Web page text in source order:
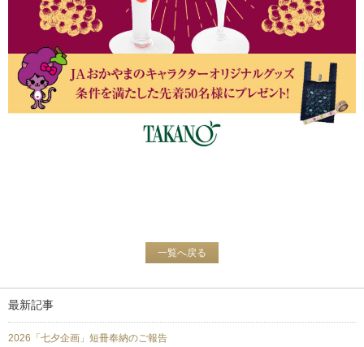
一覧へ戻る
最新記事
2026「七夕企画」短冊奉納のご報告